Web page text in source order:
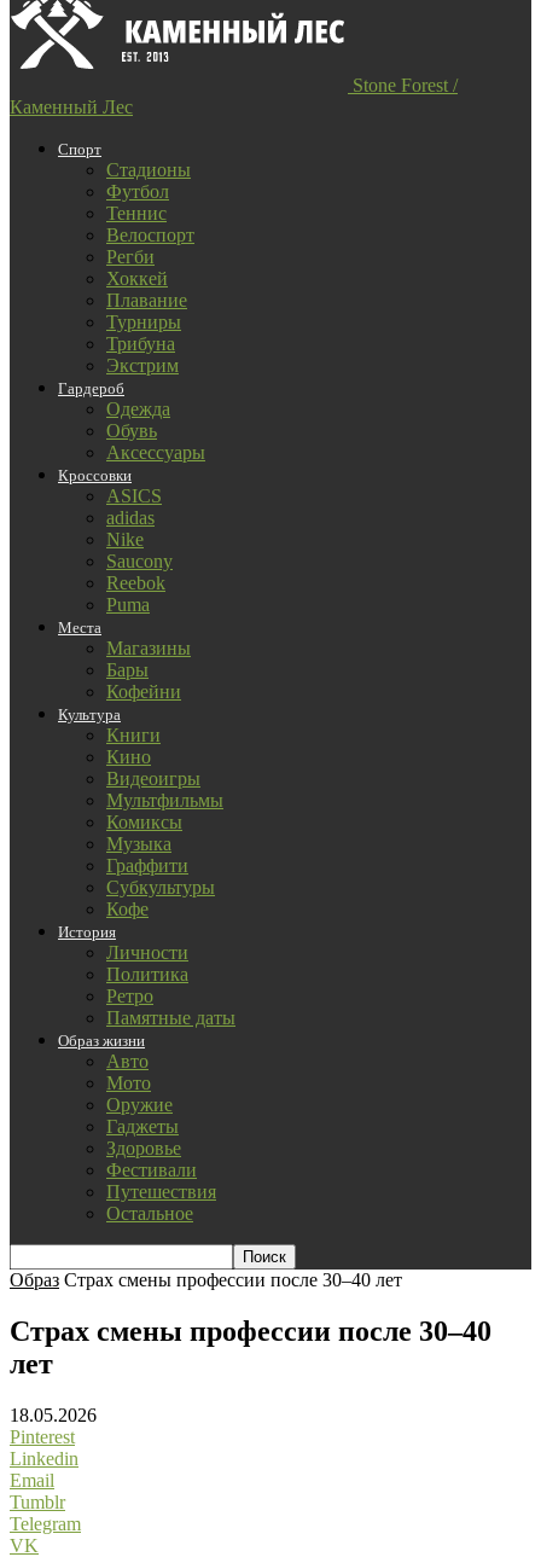
Stone Forest /
Каменный Лес
Спорт
Стадионы
Футбол
Теннис
Велоспорт
Регби
Хоккей
Плавание
Турниры
Трибуна
Экстрим
Гардероб
Одежда
Обувь
Аксессуары
Кроссовки
ASICS
adidas
Nike
Saucony
Reebok
Puma
Места
Магазины
Бары
Кофейни
Культура
Книги
Кино
Видеоигры
Мультфильмы
Комиксы
Музыка
Граффити
Субкультуры
Кофе
История
Личности
Политика
Ретро
Памятные даты
Образ жизни
Авто
Мото
Оружие
Гаджеты
Здоровье
Фестивали
Путешествия
Остальное
Образ Страх смены профессии после 30–40 лет
Страх смены профессии после 30–40
лет
18.05.2026
Pinterest
Linkedin
Email
Tumblr
Telegram
VK